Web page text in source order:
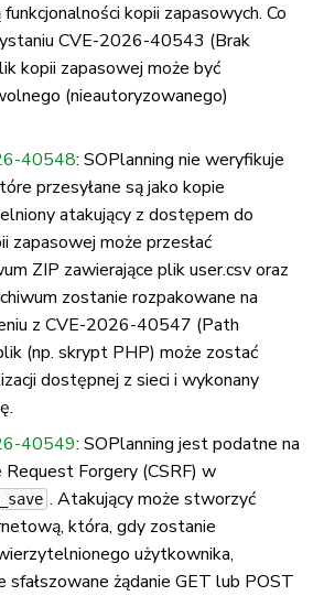
kopii zapasowych. Co
CVE-2026-40543 (Brak
kopii zapasowej może być
(nieautoryzowanego)
40548: SOPlanning nie weryfikuje
przesyłane są jako kopie
atakujący z dostępem do
zapasowej może przesłać
ZIP zawierające plik user.csv oraz
zostanie rozpakowane na
z CVE-2026-40547 (Path
(np. skrypt PHP) może zostać
dostępnej z sieci i wykonany
40549: SOPlanning jest podatne na
Forgery (CSRF) w
. Atakujący może stworzyć
która, gdy zostanie
użytkownika,
żądanie GET lub POST